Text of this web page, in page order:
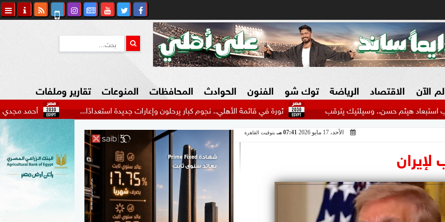
الآن الاقتصاد
سوق العقارات
المسؤولية المجتمعية
الرياضة
بطولات أوروبية
بطولات عالمية
توك شو الفنون الحوادث
شكاوي المواطن
المحافظات المنوعات
السياحة في مصر
التكنولوجيا
المرأة والأسرة
السيارات
تقارير وملفات
أحمد مجدي يكشف ثورة في قائمة الأهلي.. نجوم كبار يرحلون وإعارات جديدة استعدادًا... حسن.. وسيلتيك يترقب
الأحد، 17 مايو 2026 07:41 مـ بتوقيت القاهرة